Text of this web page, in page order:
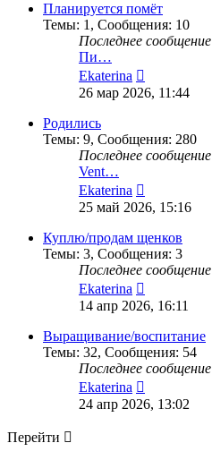
Планируется помёт
Темы: 1, Сообщения: 10
Последнее сообщение
Пи…
Ekaterina
к
последнему
26 мар 2026, 11:44
Родились
Темы: 9, Сообщения: 280
Последнее сообщение
Vent…
Ekaterina
к
последнему
сообщению
25 май 2026, 15:16
Куплю/продам щенков
Темы: 3, Сообщения: 3
Последнее сообщение
Ekaterina
к
последнему
сообщению
14 апр 2026, 16:11
Выращивание/воспитание
Темы: 32, Сообщения: 54
Последнее сообщение
Ekaterina
к
последнему
24 апр 2026, 13:02
Перейти